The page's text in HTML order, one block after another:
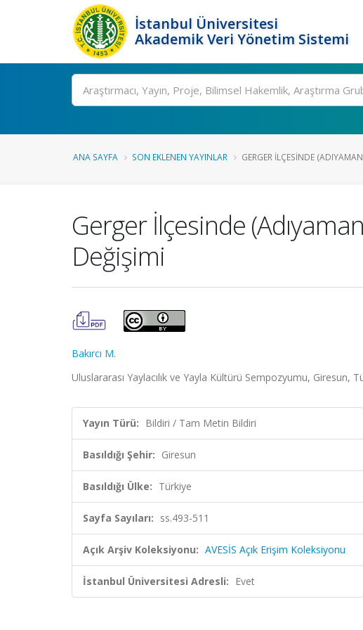
İstanbul Üniversitesi
Akademik Veri Yönetim Sistemi
Ara
ANA SAYFA SON EKLENEN YAYINLAR GERGER İLÇESINDE
Gerger İlçesinde
Değişimi
Bakırcı M.
Uluslararası Yaylacılık ve Yayla Kültürü Sempozyumu,
Yayın Türü: Bildiri / Tam Metin Bildiri
Basıldığı Şehir: Giresun
Basıldığı Ülke: Türkiye
Sayfa Sayıları: ss.493-511
Açık Arşiv Koleksiyonu: AVESİS Açık Erişim Koleksiyonu
İstanbul Üniversitesi Adresli: Evet